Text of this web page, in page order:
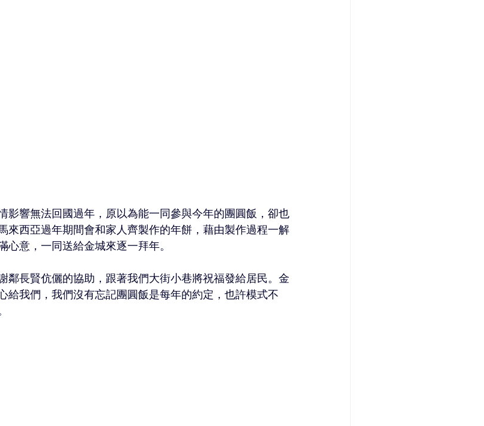
影響無法回國過年，原以為能一同參與今年的團圓飯，卻也
來西亞過年期間會和家人齊製作的年餅，藉由製作過程一解
意，一同送給金城來逐一拜年。
鄰長賢伉儷的協助，跟著我們大街小巷將祝福發給居民。金
給我們，我們沒有忘記團圓飯是每年的約定，也許模式不